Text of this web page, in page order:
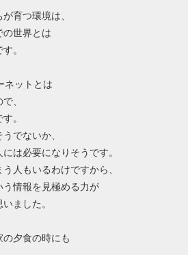
育つ環境は、
の世界とは
。
ネットとは
、
。
でないか、
は必要になりそうです。
人もいるわけですから、
う情報を見極める力が
ました。
夕食の時にも